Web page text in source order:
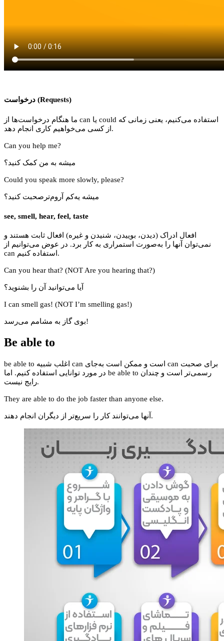
درخواست (Requests)
ما هنگام درخواست‌ها از can یا could استفاده می‌کنیم، یعنی زمانی که
از کسی می‌خواهیم کاری انجام دهد.
Can you help me?
میشه به من کمک کنید؟
Could you speak more slowly, please?
میشه یه‌کم آروم‌ترصحبت کنید؟
see, smell, hear, feel, taste
افعال ادراک (دیدن، بوییدن، شنیدن و غیره) افعال ثابت هستند و
نمی‌توان آنها را به‌صورت استمراری به کار برد. در عوض می‌توانیم از
can استفاده کنیم.
Can you hear that? (NOT Are you hearing that?)
آیا می‌توانید آن را بشنوید؟
I can smell gas! (NOT I’m smelling gas!)
بوی گاز به مشامم می‌رسد!
Be able to
be able to اغلب شبیه can است و ممکن است به‌جای can برای صحبت
در مورد توانایی استفاده کنیم. اما be able to رسمی‌تر است و چندان
رایج نیست.
They are able to do the job faster than anyone else.
آنها می‌توانند کار را سریع‌تر از دیگران انجام دهند.